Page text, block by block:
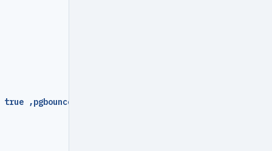
true ,pgbouncer